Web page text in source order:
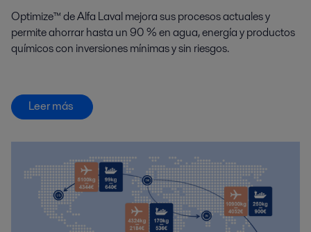
Optimize™ de Alfa Laval mejora sus procesos actuales y
permite ahorrar hasta un 90 % en agua, energía y productos
químicos con inversiones mínimas y sin riesgos.
Leer más